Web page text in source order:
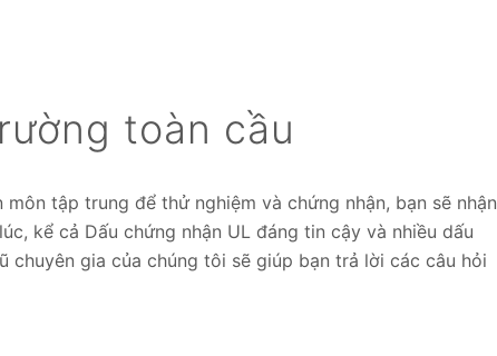
toàn cầu
tập trung để thử nghiệm và chứng nhận, bạn sẽ nhận
kể cả Dấu chứng nhận UL đáng tin cậy và nhiều dấu
chuyên gia của chúng tôi sẽ giúp bạn trả lời các câu hỏi